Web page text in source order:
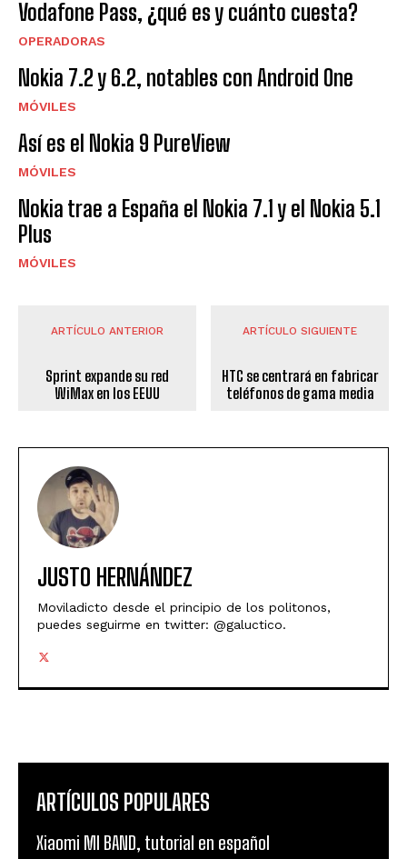
Vodafone Pass, ¿qué es y cuánto cuesta?
OPERADORAS
Nokia 7.2 y 6.2, notables con Android One
MÓVILES
Así es el Nokia 9 PureView
MÓVILES
Nokia trae a España el Nokia 7.1 y el Nokia 5.1
Plus
MÓVILES
ARTÍCULO ANTERIOR
Sprint expande su red
WiMax en los EEUU
ARTÍCULO SIGUIENTE
HTC se centrará en fabricar
teléfonos de gama media
JUSTO HERNÁNDEZ
Moviladicto desde el principio de los politonos,
puedes seguirme en twitter: @galuctico.
ARTÍCULOS POPULARES
Xiaomi MI BAND, tutorial en español